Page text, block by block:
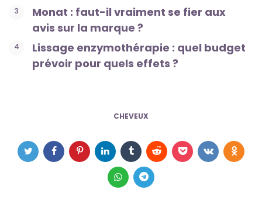
Monat : faut-il vraiment se fier aux
avis sur la marque ?
Lissage enzymothérapie : quel budget
prévoir pour quels effets ?
CHEVEUX